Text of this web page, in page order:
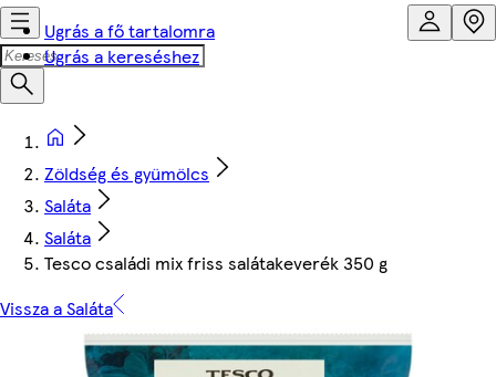
Ugrás a fő tartalomra
Ugrás a kereséshez
Zöldség és gyümölcs
Saláta
Saláta
Tesco családi mix friss salátakeverék 350 g
Vissza a Saláta